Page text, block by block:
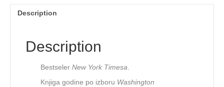
Description
Description
Bestseler New York Timesa
Knjiga godine po izboru Washington